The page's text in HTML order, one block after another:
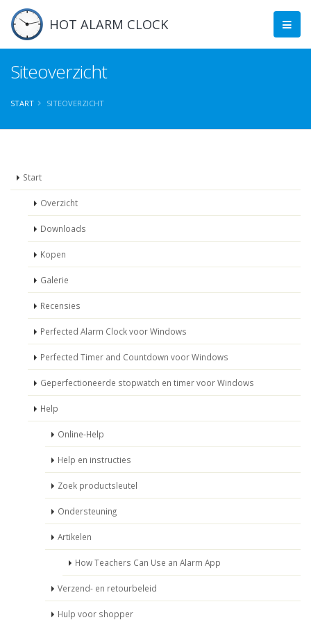
HOT ALARM CLOCK
Siteoverzicht
START SITEOVERZICHT
Start
Overzicht
Downloads
Kopen
Galerie
Recensies
Perfected Alarm Clock voor Windows
Perfected Timer and Countdown voor Windows
Geperfectioneerde stopwatch en timer voor Windows
Help
Online-Help
Help en instructies
Zoek productsleutel
Ondersteuning
Artikelen
How Teachers Can Use an Alarm App
Verzend- en retourbeleid
Hulp voor shopper